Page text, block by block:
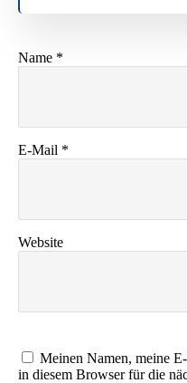
Name *
E-Mail *
Website
Meinen Namen, meine
in diesem Browser für die